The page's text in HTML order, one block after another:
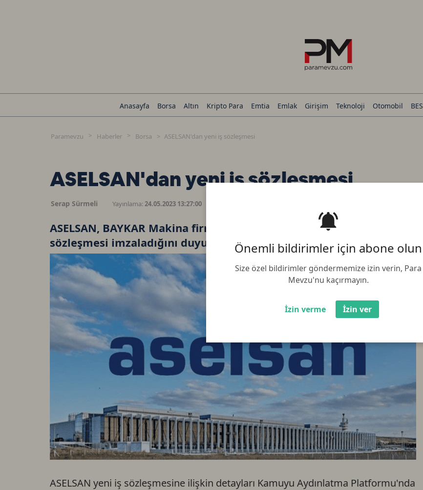
Önemli bildirimler için abone olun
Size özel bildirimler göndermemize izin verin, Para
Mevzu'nu kaçırmayın.
İzin verme İzin ver
Anasayfa Borsa Altın Kripto Para Emtia Emlak Girişim Teknoloji Otomobil BES
Paramevzu Haberler Borsa ASELSAN'dan yeni iş sözleşmesi
ASELSAN'dan yeni iş sözleşmesi
Serap Sürmeli Yayınlama:24.05.2023 13:27:00
ASELSAN, BAYKAR Makina firmasıyla 17,6 milyon dolarlık yeni iş
sözleşmesi imzaladığını duyurdu
ASELSAN yeni iş sözleşmesine ilişkin detayları Kamuyu Aydınlatma Platformu'nda